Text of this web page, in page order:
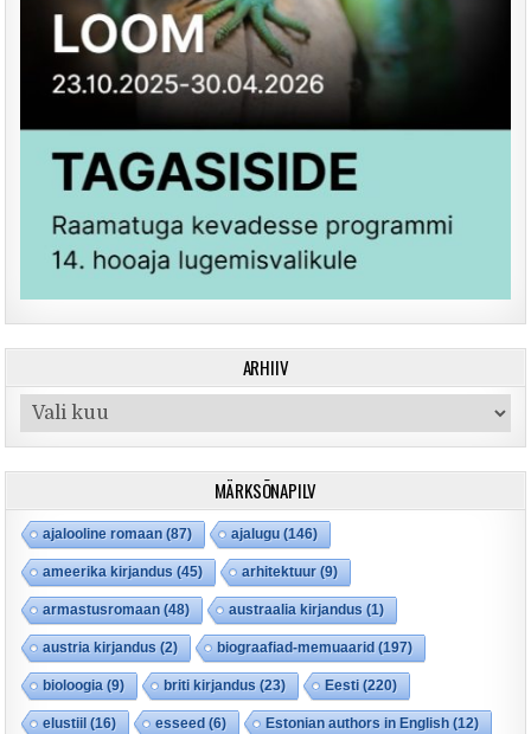
ARHIIV
Arhiiv
MÄRKSÕNAPILV
ajalooline romaan (87) ajalugu (146)
ameerika kirjandus (45) arhitektuur(9)
armastusromaan (48) austraalia kirjandus (1)
austria kirjandus (2) biograafiad-memuaarid (197)
bioloogia (9) briti kirjandus (23) Eesti (220)
elustiil (16) esseed (6) Estonian authors in English (12)